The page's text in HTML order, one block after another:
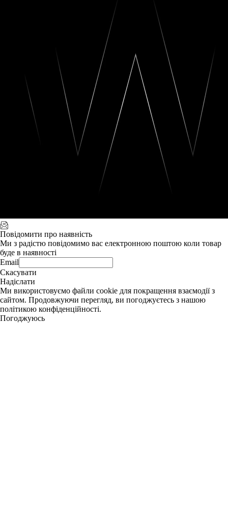
Повідомити про наявність
Ми з радістю повідомимо вас електронною поштою коли товар
буде в наявності
Email
Скасувати
Надіслати
Ми використовуємо файли cookie для покращення взаємодії з
сайтом. Продовжуючи перегляд, ви погоджуєтесь з нашою
політикою конфіденційності.
Погоджуюсь